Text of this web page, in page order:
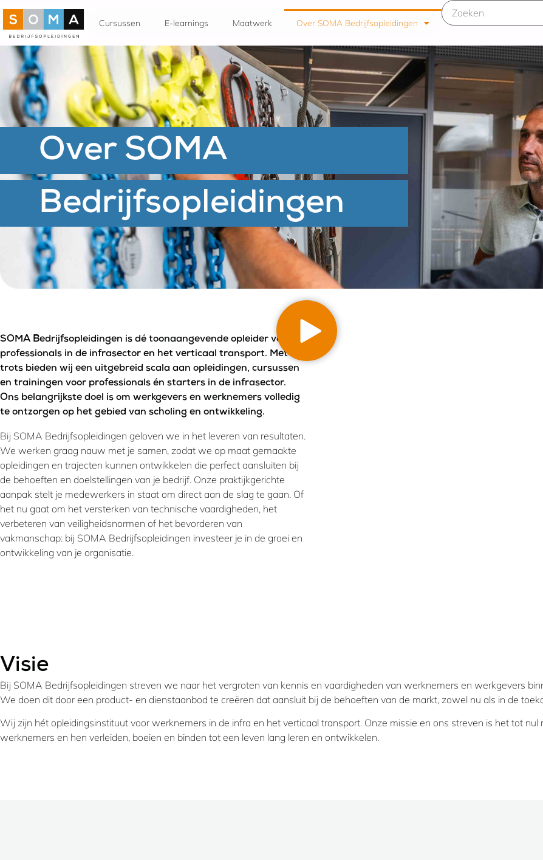
Cursussen E-learnings Maatwerk Over SOMA Bedrijfsopleidingen
Over SOMA
Bedrijfsopleidingen
SOMA Bedrijfsopleidingen is dé toonaangevende opleider voor
professionals in de infrasector en het verticaal transport. Met
trots bieden wij een uitgebreid scala aan opleidingen, cursussen
en trainingen voor professionals én starters in de infrasector.
Ons belangrijkste doel is om werkgevers en werknemers volledig
te ontzorgen op het gebied van scholing en ontwikkeling.
Bij SOMA Bedrijfsopleidingen geloven we in het leveren van resultaten.
We werken graag nauw met je samen, zodat we op maat gemaakte
opleidingen en trajecten kunnen ontwikkelen die perfect aansluiten bij
de behoeften en doelstellingen van je bedrijf. Onze praktijkgerichte
aanpak stelt je medewerkers in staat om direct aan de slag te gaan. Of
het nu gaat om het versterken van technische vaardigheden, het
verbeteren van veiligheidsnormen of het bevorderen van
vakmanschap: bij SOMA Bedrijfsopleidingen investeer je in de groei en
ontwikkeling van je organisatie.
Visie
Bij SOMA Bedrijfsopleidingen streven we naar het vergroten van kennis en vaardigheden van werknemers en werkgevers
We doen dit door een product- en dienstaanbod te creëren dat aansluit bij de behoeften van de markt, zowel nu als in de
Wij zijn hét opleidingsinstituut voor werknemers in de infra en het verticaal transport. Onze missie en ons streven is het tot
werknemers en hen verleiden, boeien en binden tot een leven lang leren en ontwikkelen.